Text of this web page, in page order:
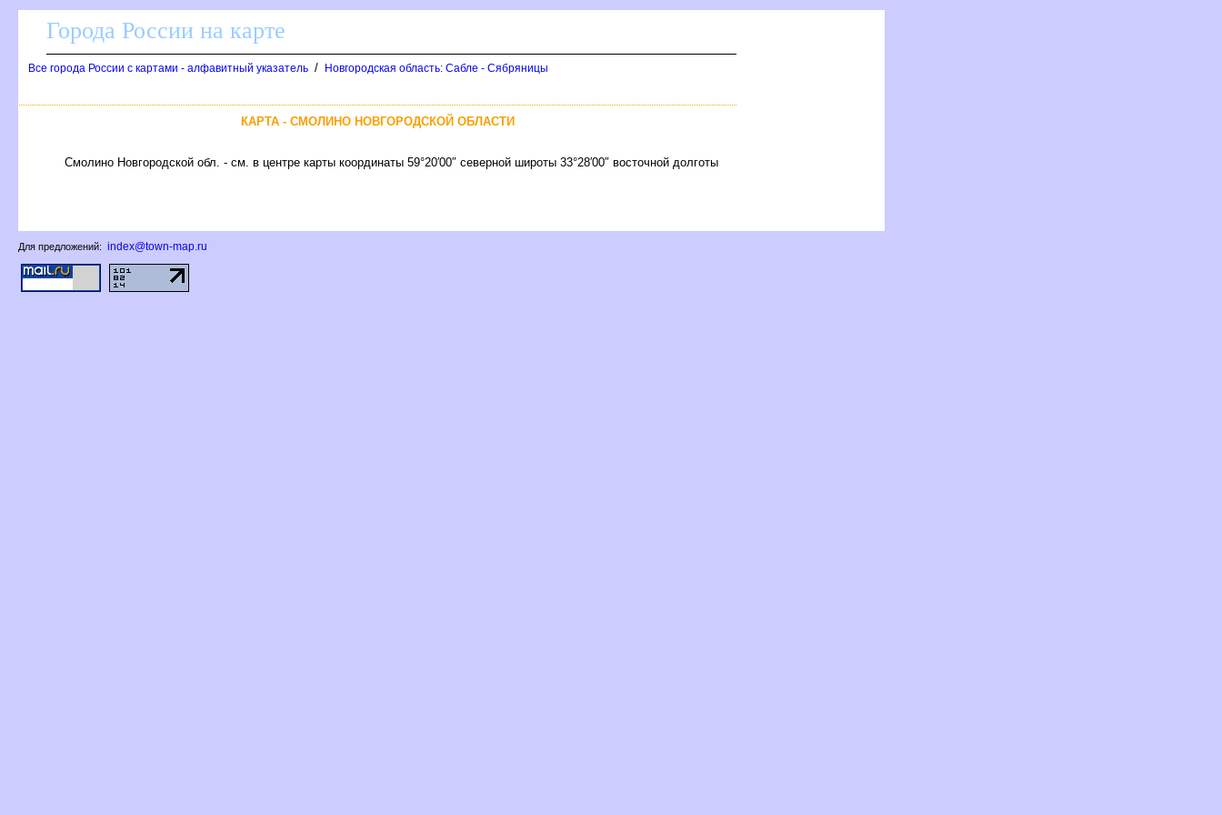
Города России на карте
се города России с картами - алфавитный указатель / Новгородская область: Сабле - Сябряницы
КАРТА - СМОЛИНО НОВГОРОДСКОЙ ОБЛАСТИ
Смолино Новгородской обл. - см. в центре карты координаты 59°20′00″ северной широты 33°28′00″ восточной долготы
Для предложений: index@town-map.ru